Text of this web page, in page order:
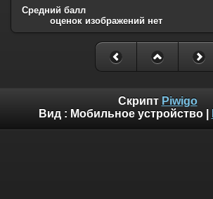
Средний балл
оценок изображений нет
Скрипт Piwigo
Вид : Мобильное устройство|